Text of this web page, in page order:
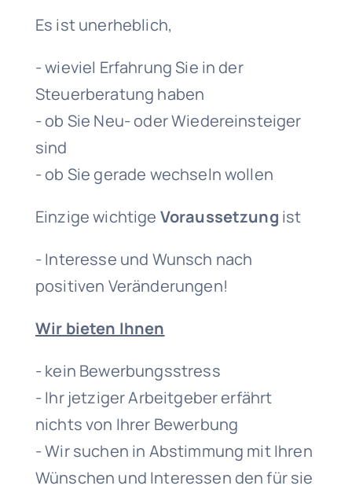
Es ist unerheblich,
- wieviel Erfahrung Sie in der
Steuerberatung haben
- ob Sie Neu- oder Wiedereinsteiger
sind
- ob Sie gerade wechseln wollen
Einzige wichtige Voraussetzung ist
- Interesse und Wunsch nach
positiven Veränderungen!
Wir bieten Ihnen
- kein Bewerbungsstress
- Ihr jetziger Arbeitgeber erfährt
nichts von Ihrer Bewerbung
- Wir suchen in Abstimmung mit Ihren
Wünschen und Interessen den für sie